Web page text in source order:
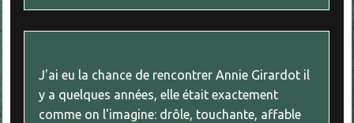
J'ai eu la chance de rencontrer Annie Girardot il
y a quelques années, elle était exactement
comme on l'imagine: drôle, touchante, affable